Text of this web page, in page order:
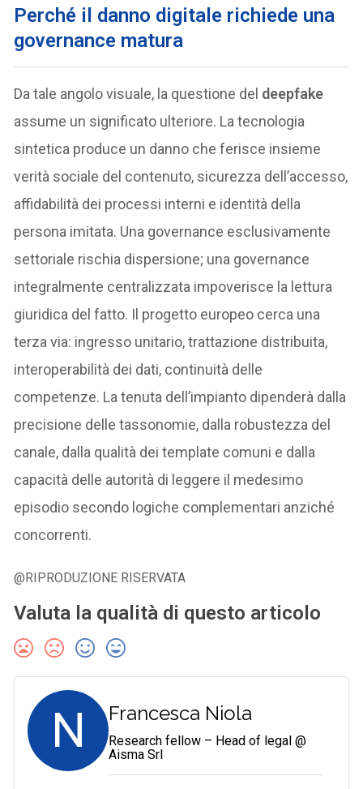
Perché il danno digitale richiede una
governance matura
Da tale angolo visuale, la questione del deepfake
assume un significato ulteriore. La tecnologia
sintetica produce un danno che ferisce insieme
verità sociale del contenuto, sicurezza dell’accesso,
affidabilità dei processi interni e identità della
persona imitata. Una governance esclusivamente
settoriale rischia dispersione; una governance
integralmente centralizzata impoverisce la lettura
giuridica del fatto. Il progetto europeo cerca una
terza via: ingresso unitario, trattazione distribuita,
interoperabilità dei dati, continuità delle
competenze. La tenuta dell’impianto dipenderà dalla
precisione delle tassonomie, dalla robustezza del
canale, dalla qualità dei template comuni e dalla
capacità delle autorità di leggere il medesimo
episodio secondo logiche complementari anziché
concorrenti.
@RIPRODUZIONE RISERVATA
Valuta la qualità di questo articolo
N Francesca Niola
Research fellow – Head of legal @
Aisma Srl